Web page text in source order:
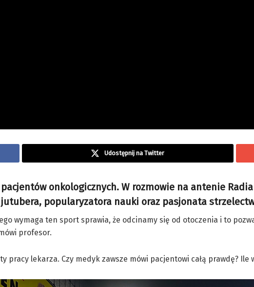
Udostępnij na Twitter
onkologicznych. W rozmowie na antenie
popularyzatora nauki oraz pasjonata
wymaga ten sport sprawia, że odcinamy się od otoczenia i to
profesor.
lekarza. Czy medyk zawsze mówi pacjentowi całą prawdę?